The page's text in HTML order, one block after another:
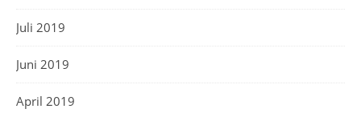
Juli 2019
Juni 2019
April 2019